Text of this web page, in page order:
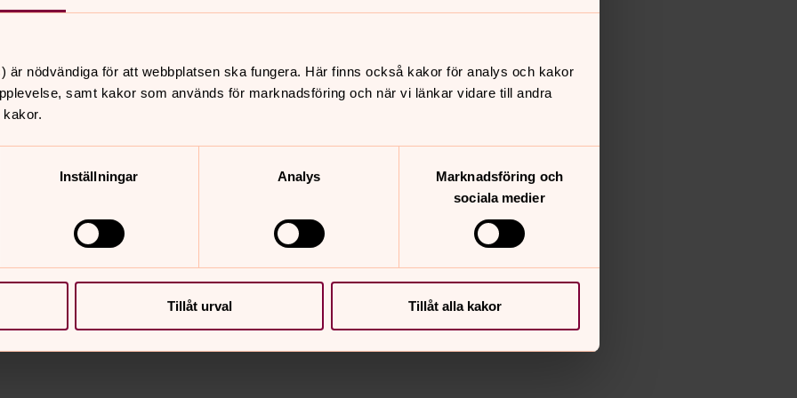
är nödvändiga för att webbplatsen ska fungera. Här finns också kakor för analys och kakor
samt kakor som används för marknadsföring och när vi länkar vidare till andra
Inställningar Analys
Marknadsföring och
sociala medier
Tillåt urval Tillåt alla kakor
dess yttre karaktär.
1600-talets första hälft
och predikstol. I början av 1700-
vackra gravhällar och
votivskeppen till kyrkan.
också den nuvarande orgeln på